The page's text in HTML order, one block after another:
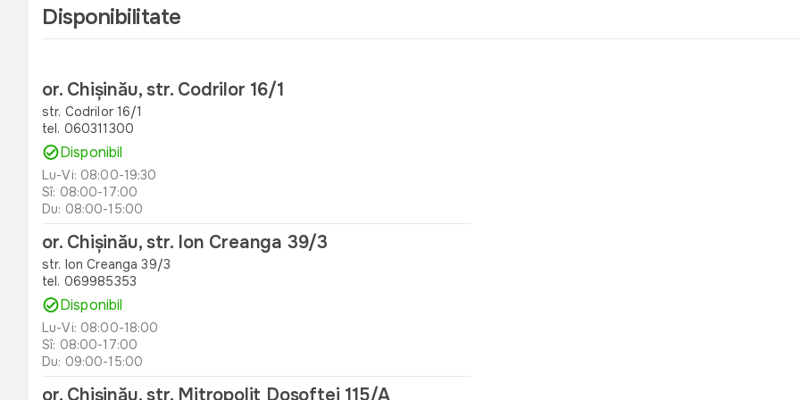
Disponibilitate
or. Chișinău, str. Codrilor 16/1
str. Codrilor 16/1
tel. 060311300
Disponibil
Lu-Vi: 08:00-19:30
Sî: 08:00-17:00
Du: 08:00-15:00
or. Chișinău, str. Ion Creanga 39/3
str. Ion Creanga 39/3
tel. 069985353
Disponibil
Lu-Vi: 08:00-18:00
Sî: 08:00-17:00
Du: 09:00-15:00
or. Chișinău, str. Mitropolit Dosoftei 115/A